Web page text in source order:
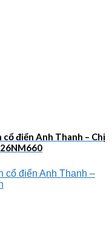
điển Anh Thanh – Chị
cổ điển Anh Thanh –